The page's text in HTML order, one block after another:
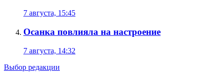
7 августа, 15:45
Осанка повлияла на настроение
7 августа, 14:32
Выбор редакции